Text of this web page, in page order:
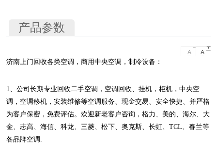
产品参数
A A
+
济南上门回收各类空调，商用中央空调，制冷设备：
1、公司长期专业回收二手空调，空调回收、挂机，柜机，中央空
调，空调移机，安装维修等空调服务、现金交易、安全快捷、并严格
为客户保密，免费评估。欢迎新老客户咨询，格力、美的、海尔、大
金、志高、海信、科龙、三菱、松下、奥克斯、长虹、TCL、春兰等
各品牌空调.